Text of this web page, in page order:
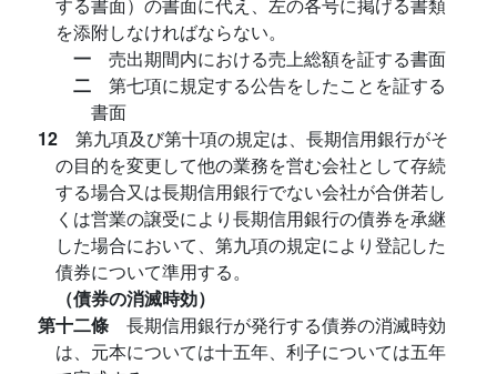
を添附しなければならない。
一 売出期間内における売上総額を証する書面
二 第七項に規定する公告をしたことを証する
書面
12 第九項及び第十項の規定は、長期信用銀行がそ
の目的を変更して他の業務を営む会社として存続
する場合又は長期信用銀行でない会社が合併若し
くは営業の譲受により長期信用銀行の債券を承継
した場合において、第九項の規定により登記した
債券について準用する。
（債券の消滅時効）
第十二條 長期信用銀行が発行する債券の消滅時効
は、元本については十五年、利子については五年